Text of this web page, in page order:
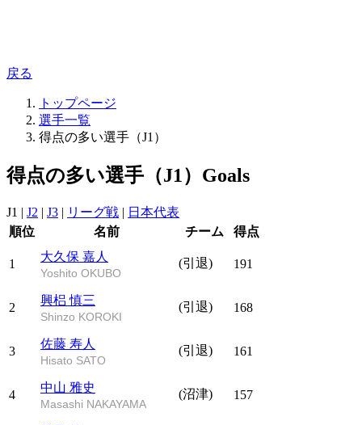
戻る
トップページ
選手一覧
得点の多い選手（J1）
得点の多い選手（J1） Goals
J1 | J2 | J3 | リーグ戦 | 日本代表
順位
名前 チーム 得点
1
大久保 嘉人
Yoshito OKUBO
(引退) 191
2
興梠 慎三
Shinzo KOROKI
(引退) 168
3
佐藤 寿人
Hisato SATO
(引退) 161
4
中山 雅史
Masashi NAKAYAMA
(沼津) 157